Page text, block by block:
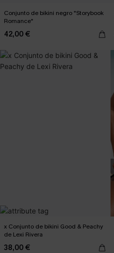
Conjunto de bikini negro "Storybook
Romance"
42,00 €
x Conjunto de bikini Good & Peachy
de Lexi Rivera
38,00 €